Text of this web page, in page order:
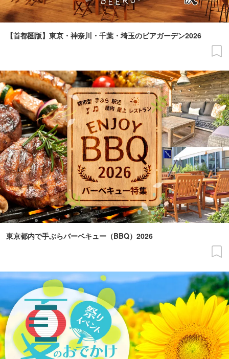
【首都圏版】東京・神奈川・千葉・埼玉のビアガーデン2026
東京都内で手ぶらバーベキュー（BBQ）2026